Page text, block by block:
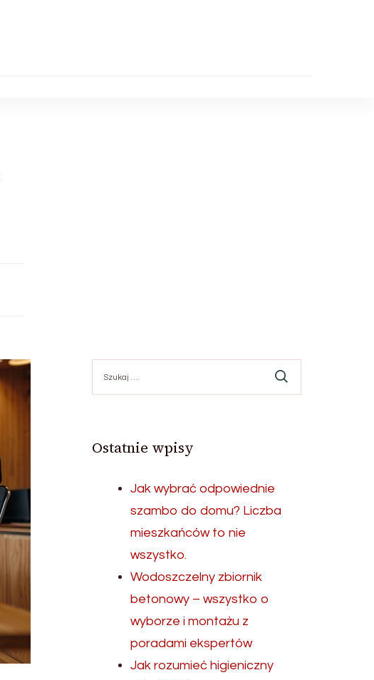
Ostatnie wpisy
Jak wybrać odpowiednie
szambo do domu? Liczba
mieszkańców to nie
wszystko.
Wodoszczelny zbiornik
betonowy – wszystko o
wyborze i montażu z
poradami ekspertów
Jak rozumieć higieniczny